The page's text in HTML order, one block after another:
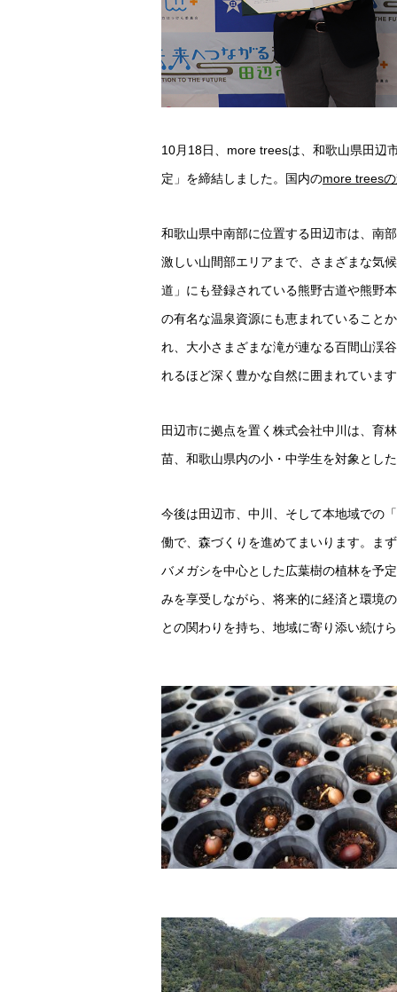
10月18日、more treesは、和歌山県田辺
定」を締結しました。国内のmore trees
和歌山県中南部に位置する田辺市は、南
激しい山間部エリアまで、さまざまな気
道」にも登録されている熊野古道や熊野
の有名な温泉資源にも恵まれていること
れ、大小さまざまな滝が連なる百間山渓
れるほど深く豊かな自然に囲まれていま
田辺市に拠点を置く株式会社中川は、育
苗、和歌山県内の小・中学生を対象とし
今後は田辺市、中川、そして本地域での「
働で、森づくりを進めてまいります。ま
バメガシを中心とした広葉樹の植林を予
みを享受しながら、将来的に経済と環境
との関わりを持ち、地域に寄り添い続け